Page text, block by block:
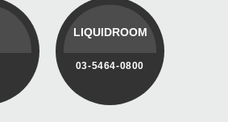
LIQUIDROOM
03-5464-0800